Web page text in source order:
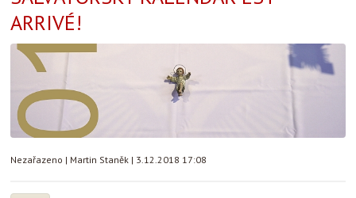
ARRIVÉ!
Nezařazeno | Martin Staněk | 3.12.2018 17:08